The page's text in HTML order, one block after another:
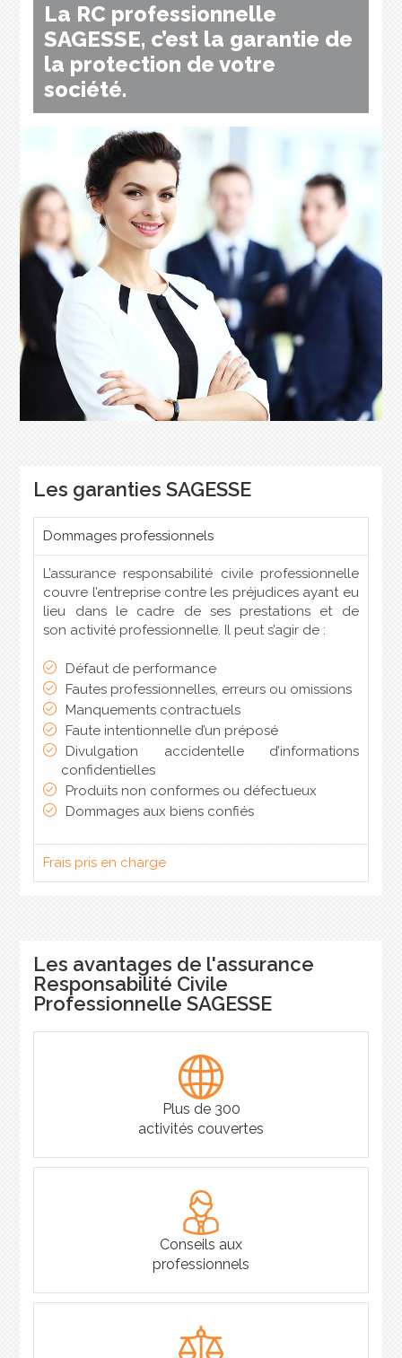
La RC professionnelle
SAGESSE, c’est la garantie de
la protection de votre
société.
Les garanties SAGESSE
Dommages professionnels
L’assurance responsabilité civile professionnelle
couvre l’entreprise contre les préjudices ayant eu
lieu dans le cadre de ses prestations et de
son activité professionnelle. Il peut s’agir de :
Défaut de performance
Fautes professionnelles, erreurs ou omissions
Manquements contractuels
Faute intentionnelle d’un préposé
Divulgation accidentelle d’informations
confidentielles
Produits non conformes ou défectueux
Dommages aux biens confiés
Frais pris en charge
Les avantages de l'assurance
Responsabilité Civile
Professionnelle SAGESSE
Plus de 300
activités couvertes
Conseils aux
professionnels